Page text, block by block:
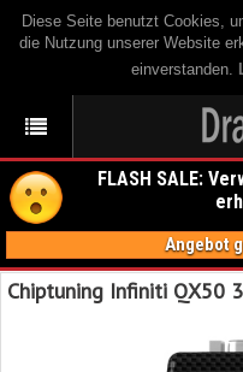
Diese Seite benutzt Cookies,
die Nutzung unserer Website
einverstanden.
FLASH SALE:
Angebot
Chiptuning Infiniti QX50